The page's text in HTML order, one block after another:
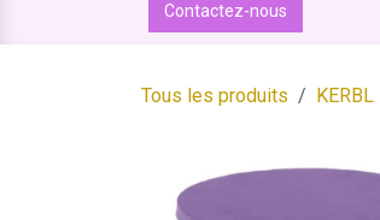
Contactez-nous
Tous les produits KERBL